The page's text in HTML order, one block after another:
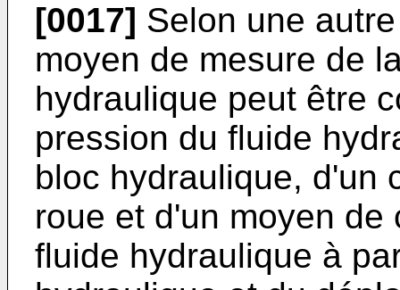
[0017] Selon une
moyen de mesure de
hydraulique peut être
pression du fluide
bloc hydraulique, d'un
roue et d'un moyen
fluide hydraulique à